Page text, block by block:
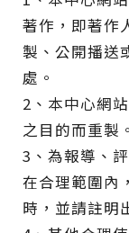
著作，即著作
製、公開播送
處。
2、本中心網
之目的而重製。
3、為報導、
在合理範圍內
時，並請註明